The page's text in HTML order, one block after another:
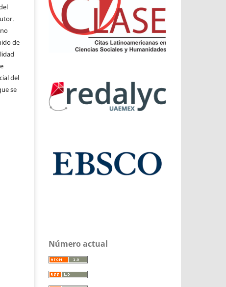
de
del
se
Número actual